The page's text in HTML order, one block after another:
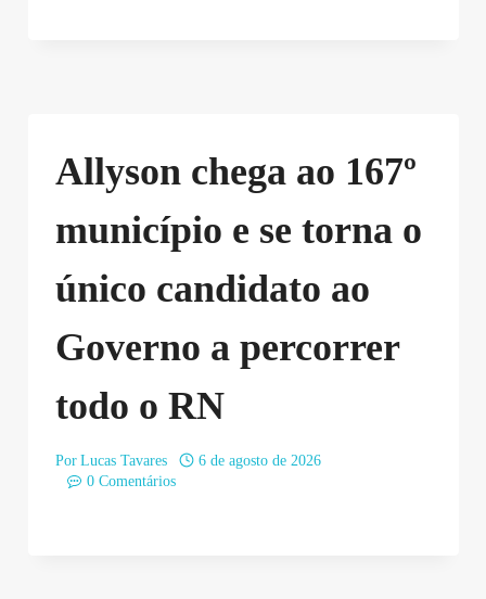
Allyson chega ao 167º
município e se torna o
único candidato ao
Governo a percorrer
todo o RN
Por Lucas Tavares
6 de agosto de 2026
0 Comentários